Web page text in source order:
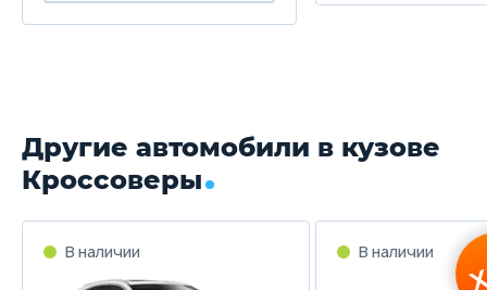
Другие автомобили в кузове
Кроссоверы